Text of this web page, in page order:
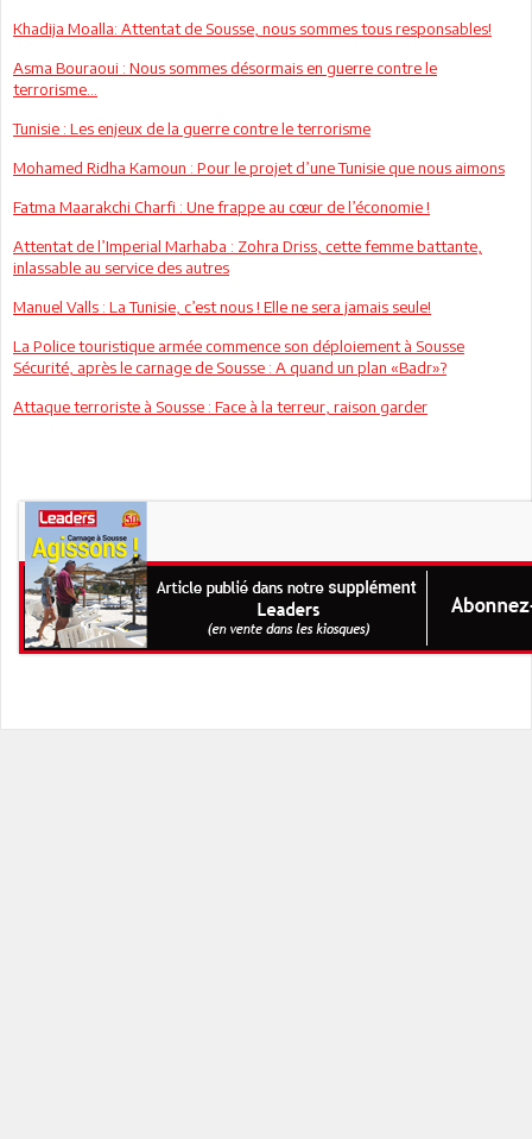
Khadija Moalla: Attentat de Sousse, nous sommes tous responsables!
Asma Bouraoui : Nous sommes désormais en guerre contre le
terrorisme…
Tunisie : Les enjeux de la guerre contre le terrorisme
Mohamed Ridha Kamoun : Pour le projet d’une Tunisie que nous aimons
Fatma Maarakchi Charfi : Une frappe au cœur de l’économie !
Attentat de l’Imperial Marhaba : Zohra Driss, cette femme battante,
inlassable au service des autres
Manuel Valls : La Tunisie, c’est nous ! Elle ne sera jamais seule!
La Police touristique armée commence son déploiement à Sousse
Sécurité, après le carnage de Sousse : A quand un plan «Badr»?
Attaque terroriste à Sousse : Face à la terreur, raison garder